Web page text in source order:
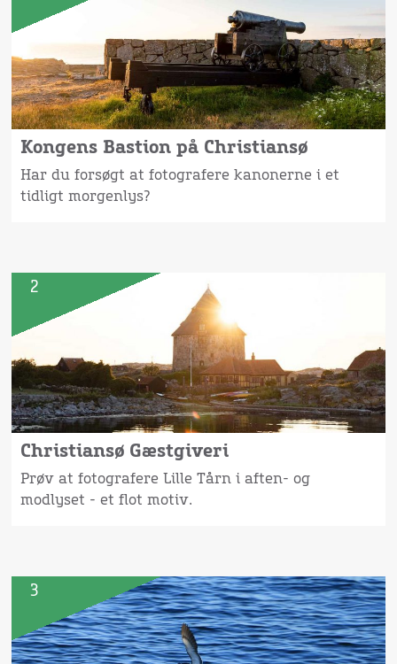
Kongens Bastion på Christiansø
Har du forsøgt at fotografere kanonerne i et
tidligt morgenlys?
2
Christiansø Gæstgiveri
Prøv at fotografere Lille Tårn i aften- og
modlyset - et flot motiv.
3